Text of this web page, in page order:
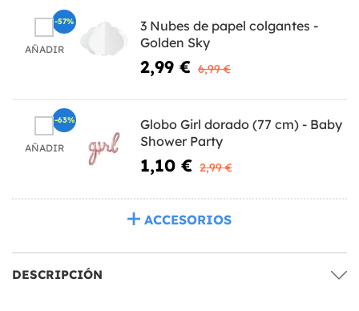
AÑADIR
3 Nubes de papel colgantes -
Golden Sky
2,99 € 6,99 €
-57%
AÑADIR
Globo Girl dorado (77 cm) - Baby
Shower Party
1,10 € 2,99 €
-63%
ACCESORIOS
DESCRIPCIÓN